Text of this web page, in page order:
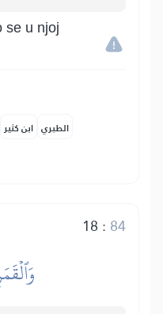
se u njoj
ابن كثير الطبري
18 : 84